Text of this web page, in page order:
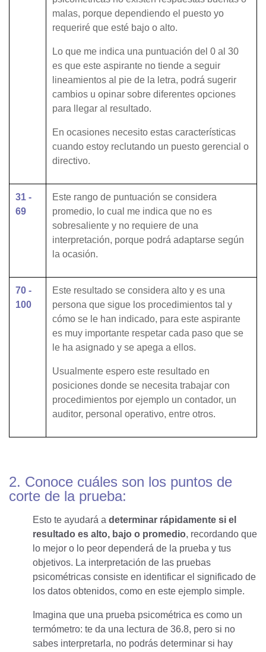
malas, porque dependiendo el puesto yo
requeriré que esté bajo o alto.
Lo que me indica una puntuación del 0 al 30
es que este aspirante no tiende a seguir
lineamientos al pie de la letra, podrá sugerir
cambios u opinar sobre diferentes opciones
para llegar al resultado.
En ocasiones necesito estas características
cuando estoy reclutando un puesto gerencial o
directivo.
31 -
69
Este rango de puntuación se considera
promedio, lo cual me indica que no es
sobresaliente y no requiere de una
interpretación, porque podrá adaptarse según
la ocasión.
70 -
100
Este resultado se considera alto y es una
persona que sigue los procedimientos tal y
cómo se le han indicado, para este aspirante
es muy importante respetar cada paso que se
le ha asignado y se apega a ellos.
Usualmente espero este resultado en
posiciones donde se necesita trabajar con
procedimientos por ejemplo un contador, un
auditor, personal operativo, entre otros.
2. Conoce cuáles son los puntos de
corte de la prueba:
Esto te ayudará a determinar rápidamente si el
resultado es alto, bajo o promedio, recordando que
lo mejor o lo peor dependerá de la prueba y tus
objetivos. La interpretación de las pruebas
psicométricas consiste en identificar el significado de
los datos obtenidos, como en este ejemplo simple.
Imagina que una prueba psicométrica es como un
termómetro: te da una lectura de 36.8, pero si no
sabes interpretarla, no podrás determinar si hay